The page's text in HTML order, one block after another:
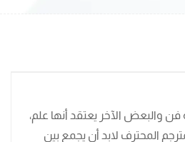
والبعض الآخر يعتقد أنها علم،
المحترف لابد أن يجمع بين